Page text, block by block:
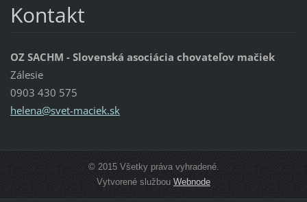
Kontakt
OZ SACHM - Slovenská asociácia chovateľov mačiek
Zálesie
0903 430 575
helena@svet-maciek.sk
© 2015 Všetky práva vyhradené.
Vytvorené službouWebnode